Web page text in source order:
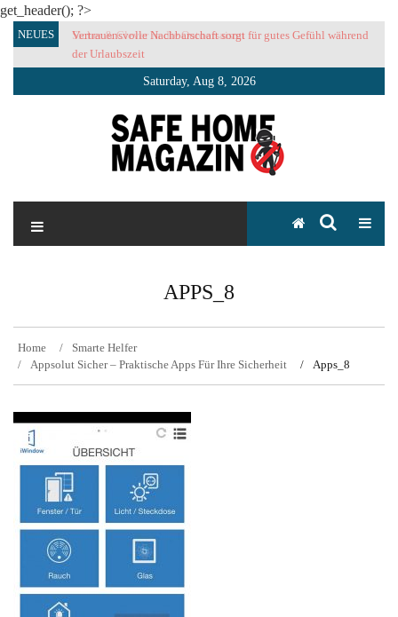
get_header(); ?>
SkipNEUES
Vertrauensvolle Nachbarschaft sorgt für gutes Gefühl während
der Urlaubszeit
Saturday, Aug 8, 2026
SAFE HOME Magazin
APPS_8
Home
Smarte Helfer
Appsolut Sicher – Praktische Apps Für Ihre Sicherheit
Apps_8